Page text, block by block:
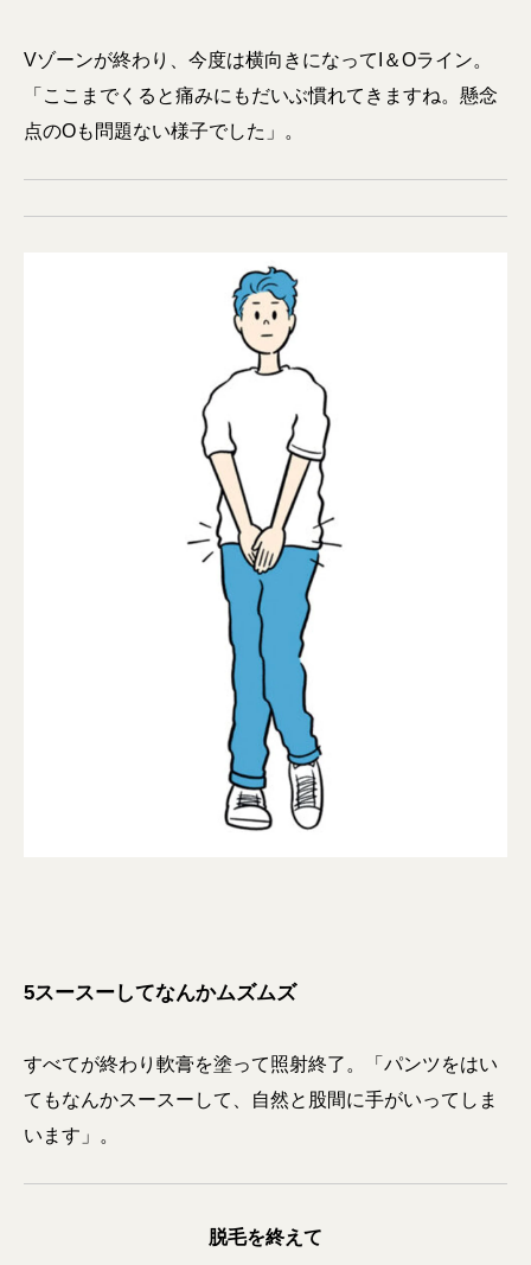
Vゾーンが終わり、今度は横向きになってI＆Oライン。
「ここまでくると痛みにもだいぶ慣れてきますね。懸念
点のOも問題ない様子でした」。
5スースーしてなんかムズムズ
すべてが終わり軟膏を塗って照射終了。「パンツをはい
てもなんかスースーして、自然と股間に手がいってしま
います」。
脱毛を終えて